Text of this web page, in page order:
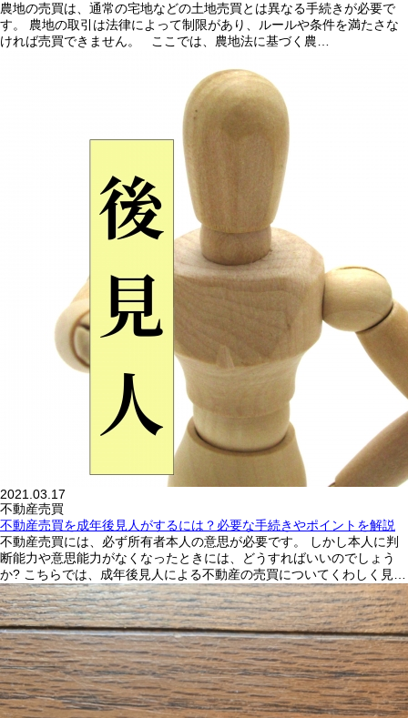
農地の売買は、通常の宅地などの土地売買とは異なる手続きが必要で
す。 農地の取引は法律によって制限があり、ルールや条件を満たさな
ければ売買できません。 ここでは、農地法に基づく農…
2021.03.17
不動産売買
不動産売買を成年後見人がするには？必要な手続きやポイントを解説
不動産売買には、必ず所有者本人の意思が必要です。 しかし本人に判
断能力や意思能力がなくなったときには、どうすればいいのでしょう
か? こちらでは、成年後見人による不動産の売買についてくわしく見…